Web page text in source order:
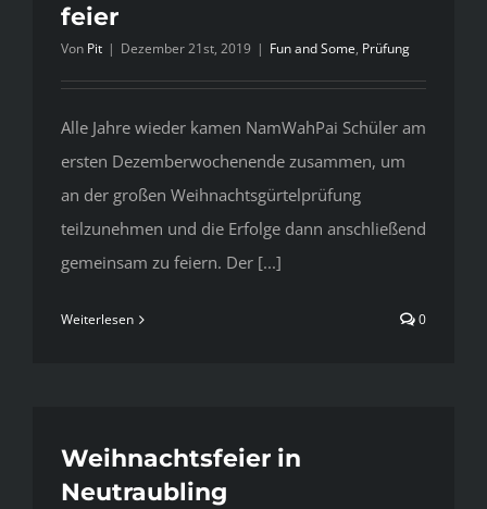
feier
Von Pit | Dezember 21st, 2019 | Fun and Some, Prüfung
Alle Jahre wieder kamen NamWahPai Schüler am
ersten Dezemberwochenende zusammen, um
an der großen Weihnachtsgürtelprüfung
teilzunehmen und die Erfolge dann anschließend
gemeinsam zu feiern. Der [...]
Weiterlesen 0
Weihnachtsfeier in
Neutraubling